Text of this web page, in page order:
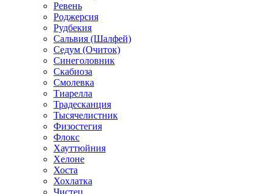
Ревень
Роджерсия
Рудбекия
Сальвия (Шалфей)
Седум (Очиток)
Синеголовник
Скабиоза
Смолевка
Тиарелла
Традесканция
Тысячелистник
Физостегия
Флокс
Хауттюйния
Хелоне
Хоста
Хохлатка
Чистец